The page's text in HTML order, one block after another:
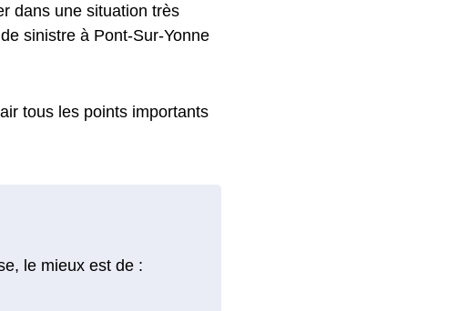
dans une situation très
sinistre à Pont-Sur-Yonne
tous les points importants
le mieux est de :